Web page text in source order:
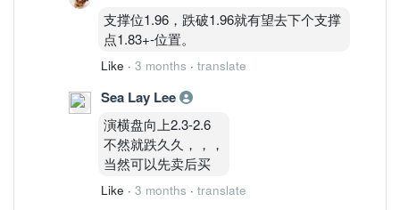
支撑位1.96，跌破1.96就有望去下个支撑
点1.83+-位置。
Like · 3 months · translate
Sea Lay Lee
演横盘向上2.3-2.6
不然就跌久久，，，
当然可以先卖后买
Like · 3 months · translate